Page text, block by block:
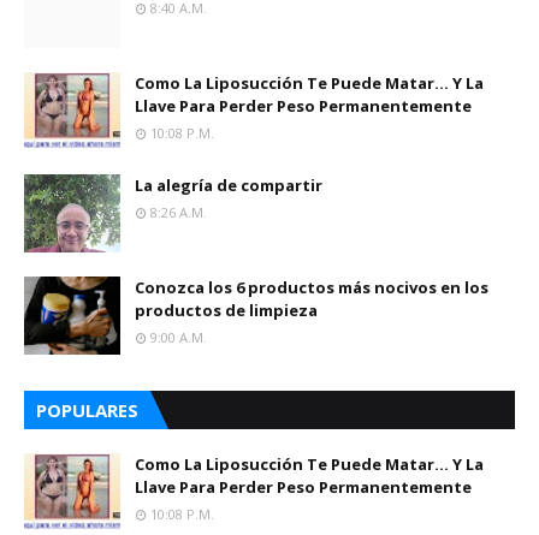
8:40 A.m.
Como La Liposucción Te Puede Matar… Y La
Llave Para Perder Peso Permanentemente
10:08 P.m.
La alegría de compartir
8:26 A.m.
Conozca los 6 productos más nocivos en los
productos de limpieza
9:00 A.m.
POPULARES
Como La Liposucción Te Puede Matar… Y La
Llave Para Perder Peso Permanentemente
10:08 P.m.